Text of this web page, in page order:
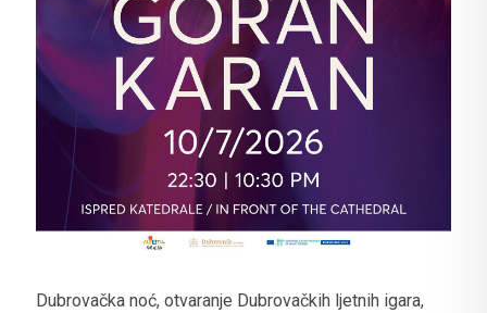
Dubrovačka noć, otvaranje Dubrovačkih ljetnih igara,